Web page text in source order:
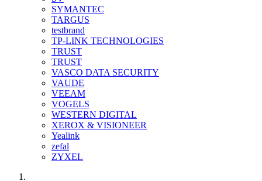
SYMANTEC
TARGUS
testbrand
TP-LINK TECHNOLOGIES
TRUST
TRUST
VASCO DATA SECURITY
VAUDE
VEEAM
VOGELS
WESTERN DIGITAL
XEROX & VISIONEER
Yealink
zefal
ZYXEL